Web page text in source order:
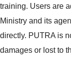
training. Users are
Ministry and its
directly. PUTRA is
damages or lost to